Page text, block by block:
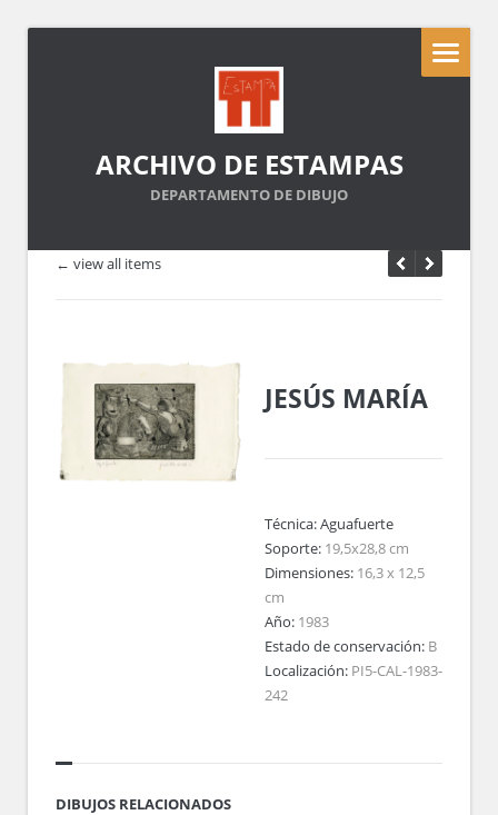
ARCHIVO DE ESTAMPAS
DEPARTAMENTO DE DIBUJO
← view all items
JESÚS MARÍA
Técnica:Aguafuerte
Soporte: 19,5x28,8 cm
Dimensiones: 16,3 x 12,5
cm
Año: 1983
Estado de conservación: B
Localización: PI5-CAL-1983-
242
DIBUJOS RELACIONADOS